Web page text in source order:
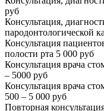
руб
Консультация,
пародонтологической
Консультация
полости рта 5 000 руб
Консультация врача
– 5000 руб
Консультация врача
500 – 5 000 руб
Повторная